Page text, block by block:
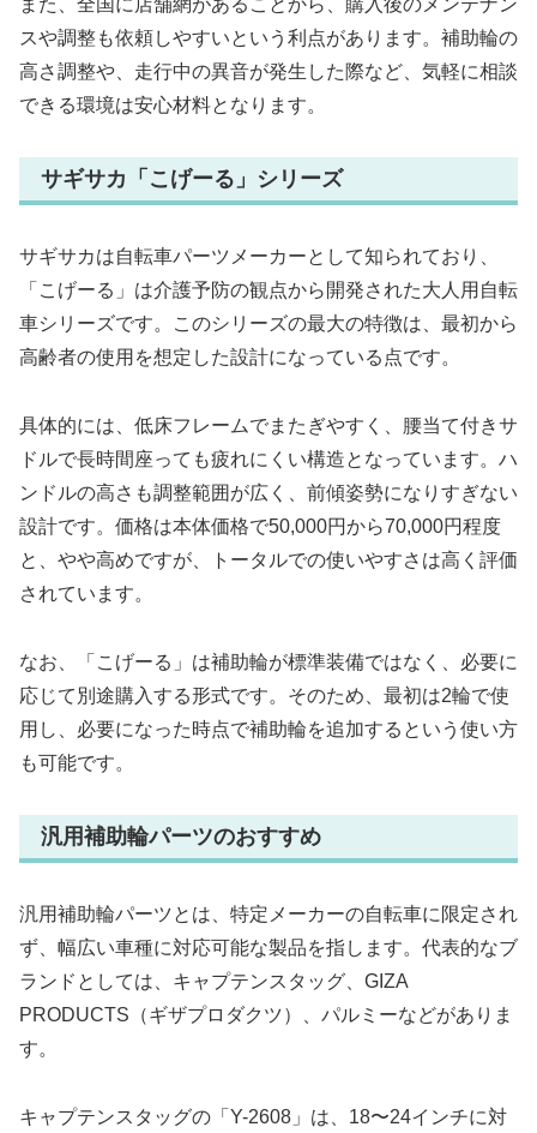
また、全国に店舗網があることから、購入後のメンテナン
スや調整も依頼しやすいという利点があります。補助輪の
高さ調整や、走行中の異音が発生した際など、気軽に相談
できる環境は安心材料となります。
サギサカ「こげーる」シリーズ
サギサカは自転車パーツメーカーとして知られており、
「こげーる」は介護予防の観点から開発された大人用自転
車シリーズです。このシリーズの最大の特徴は、最初から
高齢者の使用を想定した設計になっている点です。
具体的には、低床フレームでまたぎやすく、腰当て付きサ
ドルで長時間座っても疲れにくい構造となっています。ハ
ンドルの高さも調整範囲が広く、前傾姿勢になりすぎない
設計です。価格は本体価格で50,000円から70,000円程度
と、やや高めですが、トータルでの使いやすさは高く評価
されています。
なお、「こげーる」は補助輪が標準装備ではなく、必要に
応じて別途購入する形式です。そのため、最初は2輪で使
用し、必要になった時点で補助輪を追加するという使い方
も可能です。
汎用補助輪パーツのおすすめ
汎用補助輪パーツとは、特定メーカーの自転車に限定され
ず、幅広い車種に対応可能な製品を指します。代表的なブ
ランドとしては、キャプテンスタッグ、GIZA
PRODUCTS（ギザプロダクツ）、パルミーなどがありま
す。
キャプテンスタッグの「Y-2608」は、18〜24インチに対